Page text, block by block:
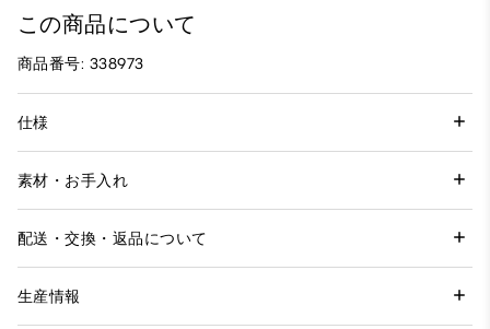
この商品について
商品番号: 338973
仕様
素材・お手入れ
配送・交換・返品について
生産情報